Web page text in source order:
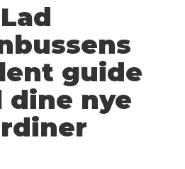
Lad
guide
nye